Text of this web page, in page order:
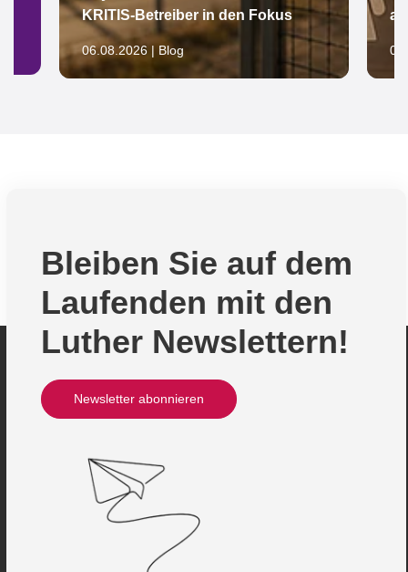
KRITIS-Betreiber in den Fokus
06.08.2026 | Blog
Bleiben Sie auf dem
Laufenden mit den
Luther Newslettern!
Newsletter abonnieren